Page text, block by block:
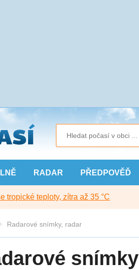
RADAR PŘEDPOVĚĎ
tropické teploty, zítra až 35 °C
Radarové snímky, radar
snímky